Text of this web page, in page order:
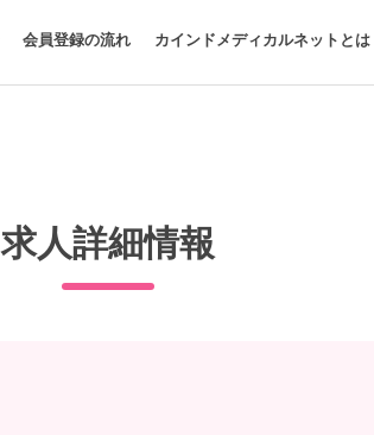
会員登録の流れ カインドメディカルネットとは
求人詳細情報